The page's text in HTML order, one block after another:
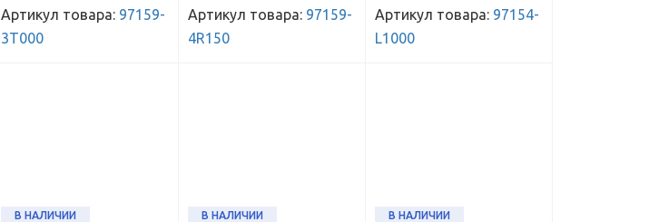
Артикул товара: 97159-
3T000
Артикул товара: 97159-
4R150
Артикул товара: 97154-
L1000
В НАЛИЧИИ В НАЛИЧИИ В НАЛИЧИИ